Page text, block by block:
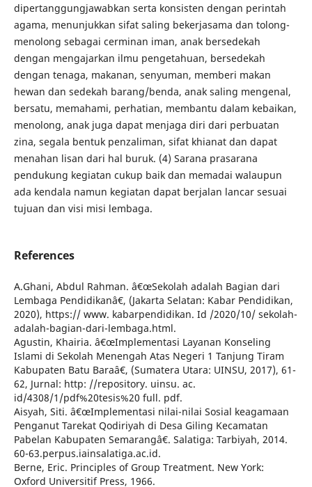
dipertanggungjawabkan serta konsisten dengan perintah
agama, menunjukkan sifat saling bekerjasama dan tolong-
menolong sebagai cerminan iman, anak bersedekah
dengan mengajarkan ilmu pengetahuan, bersedekah
dengan tenaga, makanan, senyuman, memberi makan
hewan dan sedekah barang/benda, anak saling mengenal,
bersatu, memahami, perhatian, membantu dalam kebaikan,
menolong, anak juga dapat menjaga diri dari perbuatan
zina, segala bentuk penzaliman, sifat khianat dan dapat
menahan lisan dari hal buruk. (4) Sarana prasarana
pendukung kegiatan cukup baik dan memadai walaupun
ada kendala namun kegiatan dapat berjalan lancar sesuai
tujuan dan visi misi lembaga.
References
A.Ghani, Abdul Rahman. â€œSekolah adalah Bagian dari
Lembaga Pendidikanâ€, (Jakarta Selatan: Kabar Pendidikan,
2020), https:// www. kabarpendidikan. Id /2020/10/ sekolah-
adalah-bagian-dari-lembaga.html.
Agustin, Khairia. â€œImplementasi Layanan Konseling
Islami di Sekolah Menengah Atas Negeri 1 Tanjung Tiram
Kabupaten Batu Baraâ€, (Sumatera Utara: UINSU, 2017), 61-
62, Jurnal: http: //repository. uinsu. ac.
id/4308/1/pdf%20tesis%20 full. pdf.
Aisyah, Siti. â€œImplementasi nilai-nilai Sosial keagamaan
Penganut Tarekat Qodiriyah di Desa Giling Kecamatan
Pabelan Kabupaten Semarangâ€. Salatiga: Tarbiyah, 2014.
60-63.perpus.iainsalatiga.ac.id.
Berne, Eric. Principles of Group Treatment. New York:
Oxford Universitif Press, 1966.